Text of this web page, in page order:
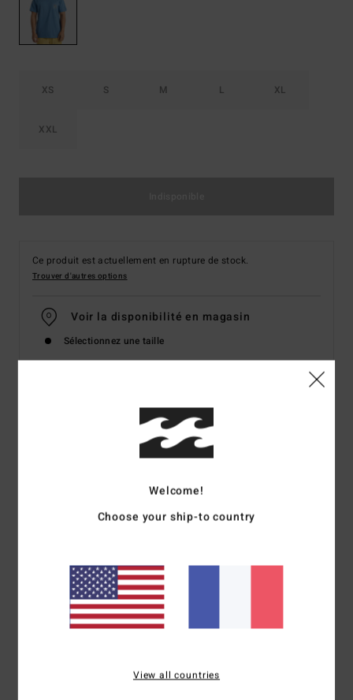
XS S M L XL
XXL
Ce produit est actuellement en rupture de stock.
Trouver d'autres options
Voir la disponibilité en magasin
Sélectionnez une taille
Details & caractéristiques
T-shirt manches courtes sérigraphié Bleu homme
Caractéristiques
24/1, 180 g
Caractéristiques : sérigraphie à l'encre douce, étiquette
thermocollée sur la nuque, étiquette avec logo sur le côté
Traçabilité du produit (Loi Agec)
Welcome!
Choose your ship-to country
View all countries